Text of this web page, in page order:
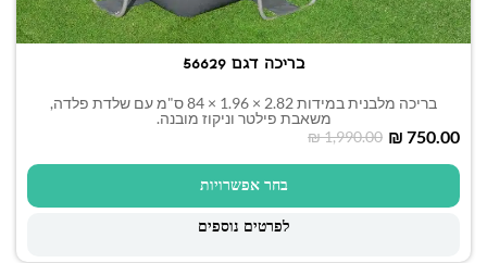
בריכה דגם 56629
בריכה מלבנית במידות 2.82 × 1.96 × 84 ס"מ עם שלדת פלדה,
משאבת פילטר וניקוז מובנה.
₪1,990.00 ₪ 750.00
בחר אפשרויות
לפרטים נוספים